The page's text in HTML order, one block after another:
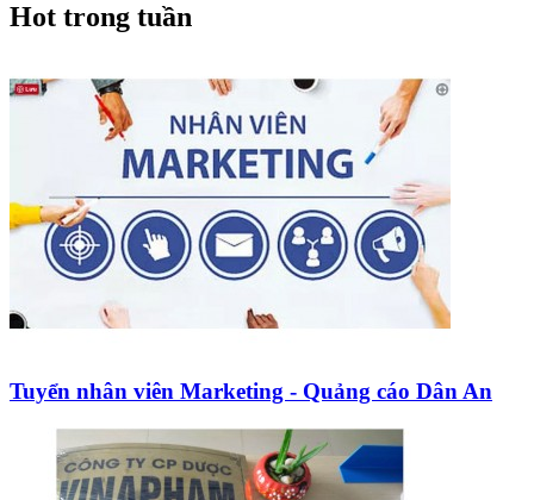
Hot trong tuần
Tuyển nhân viên Marketing - Quảng cáo Dân An